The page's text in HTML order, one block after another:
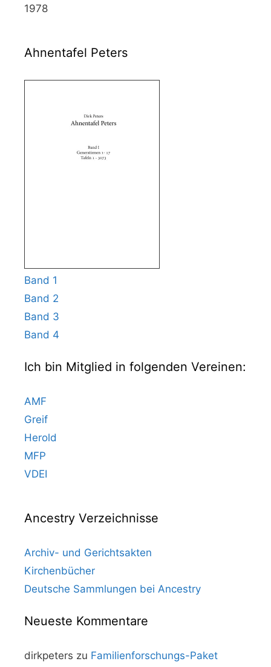
1978
Ahnentafel Peters
Band 1
Band 2
Band 3
Band 4
Ich bin Mitglied in folgenden Vereinen:
AMF
Greif
Herold
MFP
VDEI
Ancestry Verzeichnisse
Archiv- und Gerichtsakten
Kirchenbücher
Deutsche Sammlungen bei Ancestry
Neueste Kommentare
dirkpeters zu Familienforschungs-Paket